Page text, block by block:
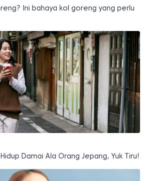
Ini bahaya kol goreng yang perlu
Damai Ala Orang Jepang, Yuk Tiru!